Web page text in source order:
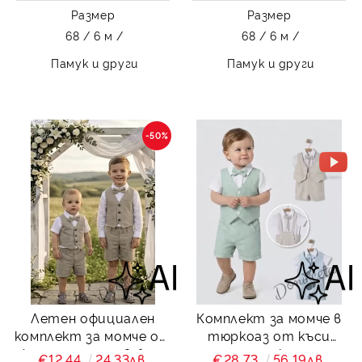
Размер
68 / 6 м /
Памук и други
Размер
68 / 6 м /
Памук и други
Летен официален
комплект за момче от
4 части - риза в бяло
-50%
€12.44 24.33лв.
Комплект за момче в
тюркоаз от къси
панталонки тип
€28.73 56.19лв.